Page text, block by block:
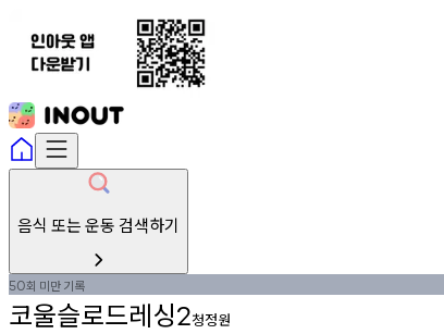
음식 또는 운동 검색하기
50회 미만기록
코울슬로드레싱2청정원